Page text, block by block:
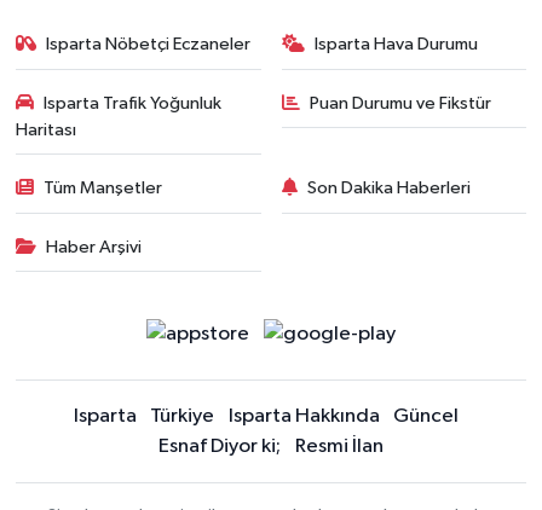
Isparta Nöbetçi Eczaneler Isparta Hava Durumu
Isparta Trafik Yoğunluk
Haritası
Puan Durumu ve Fikstür
Tüm Manşetler Son Dakika Haberleri
Haber Arşivi
Isparta Türkiye Isparta Hakkında
Güncel
Esnaf Diyor ki;
Resmi İlan